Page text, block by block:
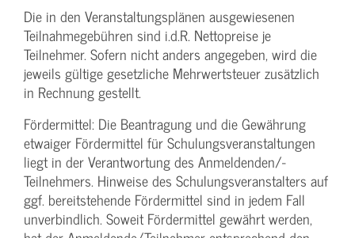
Die in den Veranstaltungsplänen ausgewiesenen
Teilnahmegebühren sind i.d.R. Nettopreise je
Teilnehmer. Sofern nicht anders angegeben, wird die
jeweils gültige gesetzliche Mehrwertsteuer zusätzlich
in Rechnung gestellt.
Fördermittel: Die Beantragung und die Gewährung
etwaiger Fördermittel für Schulungs­veranstaltungen
liegt in der Verantwortung des Anmeldenden/­
Teilnehmers. Hinweise des Schulungs­veranstalters auf
ggf. bereitstehende Fördermittel sind in jedem Fall
unverbindlich. Soweit Fördermittel gewährt werden,